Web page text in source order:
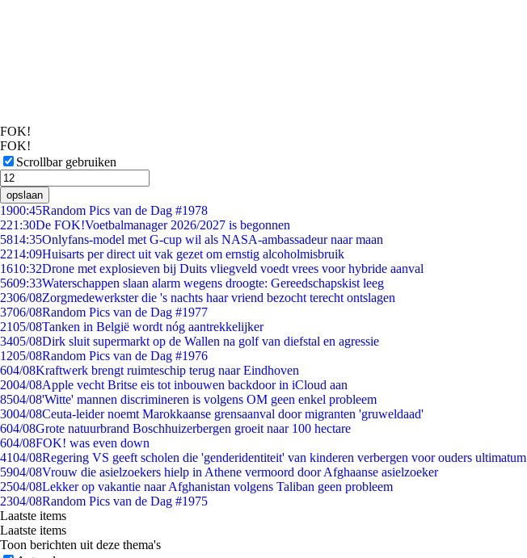
FOK!
FOK!
Scrollbar gebruiken
opslaan
1900:45Random Pics van de Dag #1978
221:30De FOK!Voetbalmanager 2026/2027 is begonnen
5814:35Onlyfans-model met G-cup wil als NASA-ambassadeur naar maan
2214:09Huisarts per direct uit vak gezet om ernstig alcoholmisbruik
1610:32Drone met explosieven bij Duits vliegveld voedt vrees voor hybride aanval
5609:33Waterschappen slaan alarm wegens droogte: Gereedschapskist leeg
2306/08Zorgmedewerkster die 's nachts haar vriend bezocht terecht ontslagen
3706/08Random Pics van de Dag #1977
2105/08Tanken in België wordt nóg aantrekkelijker
3405/08Dirk sluit supermarkt op de Wallen na golf van diefstal en agressie
1205/08Random Pics van de Dag #1976
604/08Kraftwerk brengt ruimteschip terug naar Eindhoven
2004/08Apple vecht Britse eis tot inbouwen backdoor in iCloud aan
8504/08'Witte' mannen discrimineren is volgens OM geen enkel probleem
3004/08Ceuta-leider noemt Marokkaanse grensaanval door migranten 'gruweldaad'
604/08Grote natuurbrand Boschhuizerbergen groeit naar 100 hectare
604/08FOK! was even down
4104/08Regering VS geeft scholen die 'genderidentiteit' van kinderen verbergen voor ouders ultimatum
5904/08Vrouw die asielzoekers hielp in Athene vermoord door Afghaanse asielzoeker
2504/08Lekker op vakantie naar Afghanistan volgens Taliban geen probleem
2304/08Random Pics van de Dag #1975
Laatste items
Laatste items
Toon berichten uit deze thema's